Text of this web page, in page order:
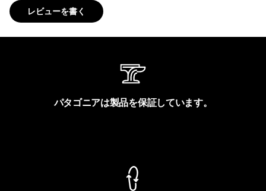
レビューを書く
パタゴニアは製品を保証しています。